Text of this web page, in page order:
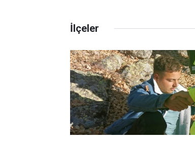
İlçeler